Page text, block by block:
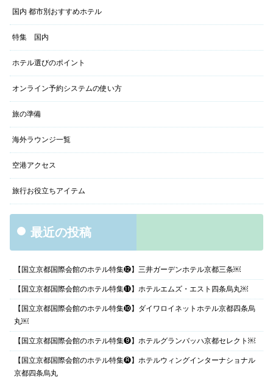
国内 都市別おすすめホテル
特集 国内
ホテル選びのポイント
オンライン予約システムの使い方
旅の準備
海外ラウンジ一覧
空港アクセス
旅行お役立ちアイテム
最近の投稿
【国立京都国際会館のホテル特集⓬】三井ガーデンホテル京都三条￼
【国立京都国際会館のホテル特集⓫】ホテルエムズ・エスト四条烏丸￼
【国立京都国際会館のホテル特集❿】ダイワロイネットホテル京都四条烏
丸￼
【国立京都国際会館のホテル特集❾】ホテルグランバッハ京都セレクト￼
【国立京都国際会館のホテル特集❽】ホテルウィングインターナショナル
京都四条烏丸